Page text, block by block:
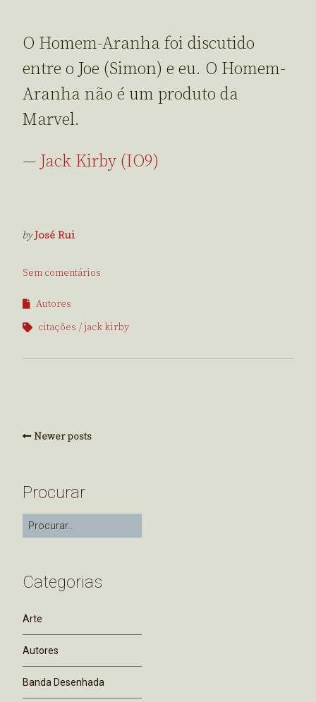
O Homem-Aranha foi discutido
entre o Joe (Simon) e eu. O Homem-
Aranha não é um produto da
Marvel.
— Jack Kirby (IO9)
byJosé Rui
Sem comentários
Autores
citações
jack kirby
Newer posts
Procurar
Categorias
Arte
Autores
Banda Desenhada